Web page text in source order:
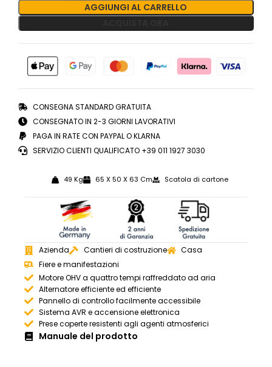
AGGIUNGI AL CARRELLO
CONSEGNA STANDARD GRATUITA
CONSEGNATO IN 2-3 GIORNI LAVORATIVI
PAGA IN RATE CON PAYPAL O KLARNA
SERVIZIO CLIENTI QUALIFICATO +39 011 1927 3030
49 Kg 65 X 50 X 63 Cm Scatola di cartone
Azienda Cantieri di costruzione
Casa
Fiere e manifestazioni
Motore OHV a quattro tempi raffreddato ad aria
Alternatore efficiente ed efficiente
Pannello di controllo facilmente accessibile
Sistema AVR e accensione elettronica
Prese coperte resistenti agli agenti atmosferici
Manuale del prodotto